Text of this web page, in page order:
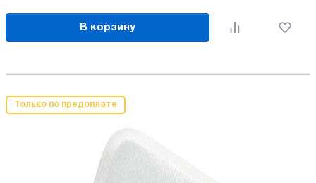
В корзину
Только по предоплате